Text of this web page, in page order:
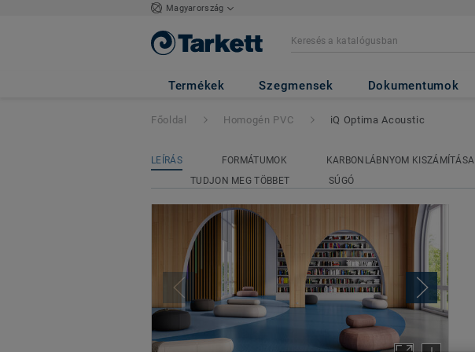
Magyarország
Termékek Szegmensek Dokumentumok
iQ Optima Acoustic
Főoldal Homogén PVC iQ Optima Acoustic
LEÍRÁS FORMÁTUMOK KARBONLÁBNYOM KISZÁMÍTÁSA
TUDJON MEG TÖBBET
SÚGÓ